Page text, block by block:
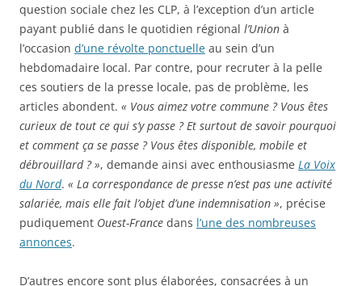
question sociale chez les CLP, à l’exception d’un article
payant publié dans le quotidien régional l’Union à
l’occasion d’une révolte ponctuelle au sein d’un
hebdomadaire local. Par contre, pour recruter à la pelle
ces soutiers de la presse locale, pas de problème, les
articles abondent. « Vous aimez votre commune ? Vous êtes
curieux de tout ce qui s’y passe ? Et surtout de savoir pourquoi
et comment ça se passe ? Vous êtes disponible, mobile et
débrouillard ? », demande ainsi avec enthousiasme La Voix
du Nord. « La correspondance de presse n’est pas une activité
salariée, mais elle fait l’objet d’une indemnisation », précise
pudiquement Ouest-France dans l’une des nombreuses
annonces.
D’autres encore sont plus élaborées, consacrées à un